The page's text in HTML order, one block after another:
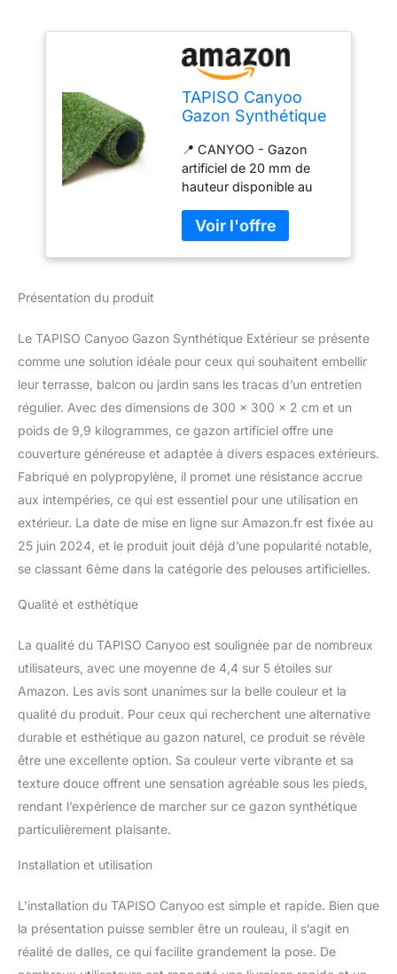
TAPISO Canyoo
Gazon Synthétique
Tapis Gazon
Pelouse Artificielle
Terrasse Balcon
Jardin Vert
Résistant aux
Intempéries
Épaisseur 20 mm
📍 CANYOO - Gazon
artificiel de 20 mm de
hauteur disponible au
a un aspect naturel et
une durabilité
exceptionnelle. Respecte
Résistant aux
intempéries et
imperméable. Idéal pour
l'extérieur comme gazon
sur balcon, patio,
terrasse ou jardin de
maison, pour ajouter de
la beauté aux espaces de
divertissement et de
loisirs comme les parcs,
les terrains de jeu ou les
zones de camping.
l'herbe artificielle permet
drainage du sol, ce qui
favorise une croissance
saine des plantes et
empêche la formation de
flaques ou de boue en
surface. PRATIQUE - La
pelouse artificielle est
facile à installer et à
nettoyer ; elle peut être
balai. Fabriquée en 30 %
polypropylène et 70 %
polyester. 📌 TAPISO - Le
leader dans le domaine
Présentation du produit
Le TAPISO Canyoo Gazon Synthétique Extérieur se présente
comme une solution idéale pour ceux qui souhaitent embellir
leur terrasse, balcon ou jardin sans les tracas d’un entretien
régulier. Avec des dimensions de 300 x 300 x 2 cm et un
poids de 9,9 kilogrammes, ce gazon artificiel offre une
couverture généreuse et adaptée à divers espaces extérieurs.
Fabriqué en polypropylène, il promet une résistance accrue
aux intempéries, ce qui est essentiel pour une utilisation en
extérieur. La date de mise en ligne sur Amazon.fr est fixée au
25 juin 2024, et le produit jouit déjà d’une popularité notable,
se classant 6ème dans la catégorie des pelouses artificielles.
Qualité et esthétique
La qualité du TAPISO Canyoo est soulignée par de nombreux
utilisateurs, avec une moyenne de 4,4 sur 5 étoiles sur
Amazon. Les avis sont unanimes sur la belle couleur et la
qualité du produit. Pour ceux qui recherchent une alternative
durable et esthétique au gazon naturel, ce produit se révèle
être une excellente option. Sa couleur verte vibrante et sa
texture douce offrent une sensation agréable sous les pieds,
rendant l’expérience de marcher sur ce gazon synthétique
particulièrement plaisante.
Installation et utilisation
L’installation du TAPISO Canyoo est simple et rapide. Bien que
la présentation puisse sembler être un rouleau, il s’agit en
réalité de dalles, ce qui facilite grandement la pose. De